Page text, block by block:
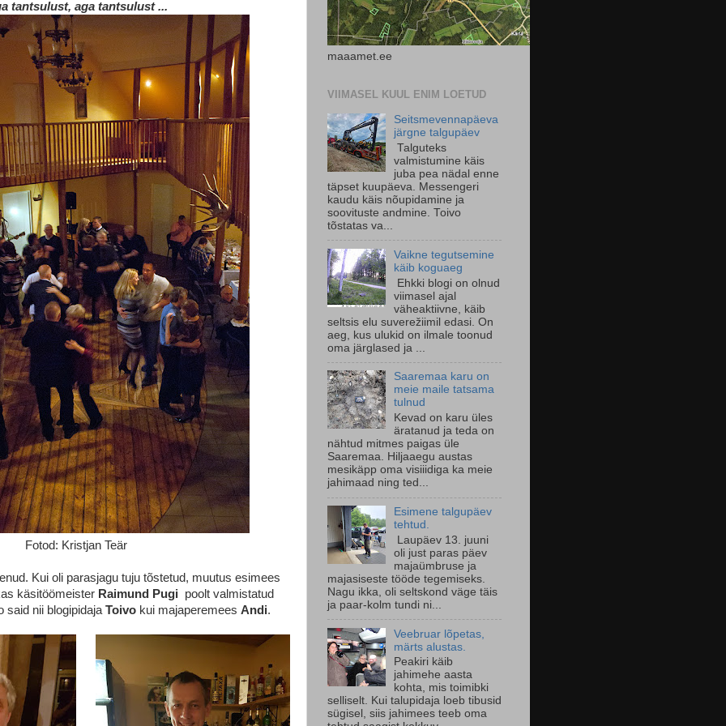
tantsulust, aga tantsulust ...
Fotod: Kristjan Teär
Kui oli parasjagu tuju tõstetud, muutus esimees
käsitöömeister Raimund Pugi poolt valmistatud
said nii blogipidaja Toivo kui majaperemees Andi.
maaamet.ee
VIIMASEL KUUL ENIM LOETUD
Seitsmevennapäeva
järgne talgupäev
Talguteks
valmistumine käis
juba pea nädal enne
täpset kuupäeva. Messengeri
kaudu käis nõupidamine ja
soovituste andmine. Toivo
tõstatas va...
Vaikne tegutsemine
käib koguaeg
Ehkki blogi on olnud
viimasel ajal
väheaktiivne, käib
seltsis elu suverežiimil edasi. On
aeg, kus ulukid on ilmale toonud
oma järglased ja ...
Saaremaa karu on
meie maile tatsama
tulnud
Kevad on karu üles
äratanud ja teda on
nähtud mitmes paigas üle
Saaremaa. Hiljaaegu austas
mesikäpp oma visiiidiga ka meie
jahimaad ning ted...
Esimene talgupäev
tehtud.
Laupäev 13. juuni
oli just paras päev
majaümbruse ja
majasiseste tööde tegemiseks.
Nagu ikka, oli seltskond väge täis
ja paar-kolm tundi ni...
Veebruar lõpetas,
märts alustas.
Peakiri käib
jahimehe aasta
kohta, mis toimibki
selliselt. Kui talupidaja loeb tibusid
sügisel, siis jahimees teeb oma